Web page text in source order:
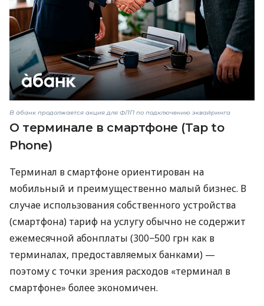
В àбанк продолжается акция для ФЛП по подключению эквайринга
О терминале в смартфоне (Tap to
Phone)
Терминал в смартфоне ориентирован на
мобильный и преимущественно малый бизнес. В
случае использования собственного устройства
(смартфона) тариф на услугу обычно не содержит
ежемесячной абонплаты (300−500 грн как в
терминалах, предоставляемых банками) —
поэтому с точки зрения расходов «терминал в
смартфоне» более экономичен.